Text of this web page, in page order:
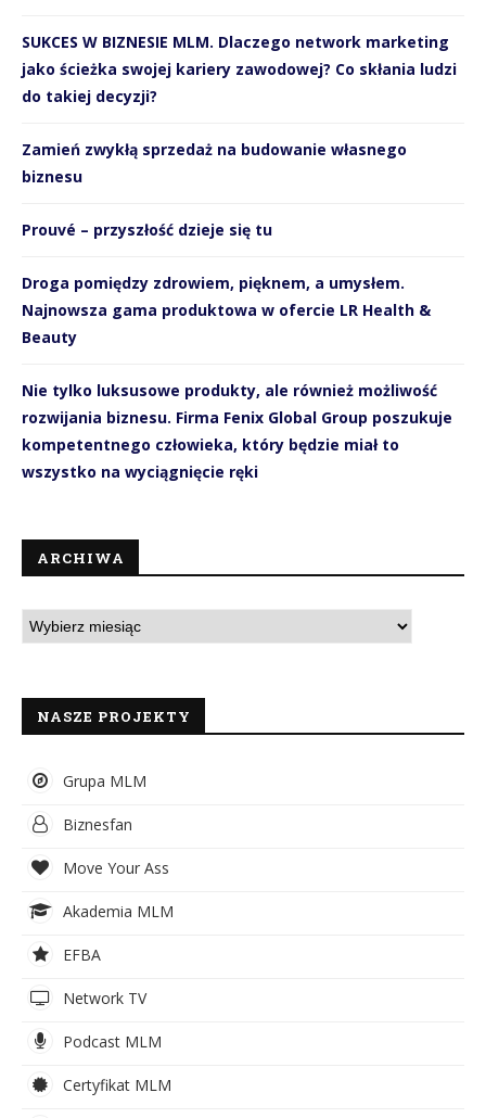
SUKCES W BIZNESIE MLM. Dlaczego network marketing
jako ścieżka swojej kariery zawodowej? Co skłania ludzi
do takiej decyzji?
Zamień zwykłą sprzedaż na budowanie własnego
biznesu
Prouvé – przyszłość dzieje się tu
Droga pomiędzy zdrowiem, pięknem, a umysłem.
Najnowsza gama produktowa w ofercie LR Health &
Beauty
Nie tylko luksusowe produkty, ale również możliwość
rozwijania biznesu. Firma Fenix Global Group poszukuje
kompetentnego człowieka, który będzie miał to
wszystko na wyciągnięcie ręki
ARCHIWA
NASZE PROJEKTY
Grupa MLM
Biznesfan
Move Your Ass
Akademia MLM
EFBA
Network TV
Podcast MLM
Certyfikat MLM